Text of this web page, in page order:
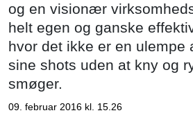
og en visionær
helt egen og ganske
hvor det ikke er en ulempe
sine shots uden at kny og
smøger.
09. februar 2016 kl. 15.26